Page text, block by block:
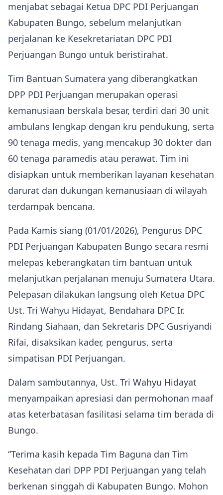
menjabat sebagai Ketua DPC PDI Perjuangan
Kabupaten Bungo, sebelum melanjutkan
perjalanan ke Kesekretariatan DPC PDI
Perjuangan Bungo untuk beristirahat.
Tim Bantuan Sumatera yang diberangkatkan
DPP PDI Perjuangan merupakan operasi
kemanusiaan berskala besar, terdiri dari 30 unit
ambulans lengkap dengan kru pendukung, serta
90 tenaga medis, yang mencakup 30 dokter dan
60 tenaga paramedis atau perawat. Tim ini
disiapkan untuk memberikan layanan kesehatan
darurat dan dukungan kemanusiaan di wilayah
terdampak bencana.
Pada Kamis siang (01/01/2026), Pengurus DPC
PDI Perjuangan Kabupaten Bungo secara resmi
melepas keberangkatan tim bantuan untuk
melanjutkan perjalanan menuju Sumatera Utara.
Pelepasan dilakukan langsung oleh Ketua DPC
Ust. Tri Wahyu Hidayat, Bendahara DPC Ir.
Rindang Siahaan, dan Sekretaris DPC Gusriyandi
Rifai, disaksikan kader, pengurus, serta
simpatisan PDI Perjuangan.
Dalam sambutannya, Ust. Tri Wahyu Hidayat
menyampaikan apresiasi dan permohonan maaf
atas keterbatasan fasilitasi selama tim berada di
Bungo.
“Terima kasih kepada Tim Baguna dan Tim
Kesehatan dari DPP PDI Perjuangan yang telah
berkenan singgah di Kabupaten Bungo. Mohon